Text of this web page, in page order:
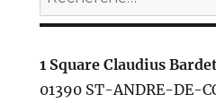
pour :
1 Square Claudius
01390 ST-ANDRE-DE-